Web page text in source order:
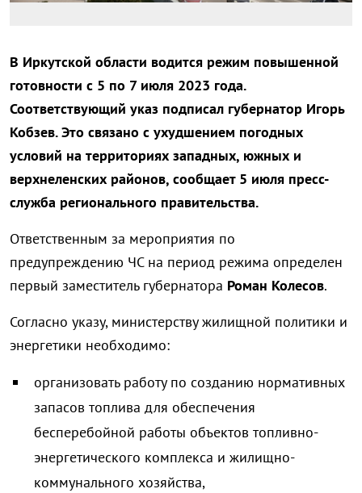
В Иркутской области водится режим повышенной
готовности с 5 по 7 июля 2023 года.
Соответствующий указ подписал губернатор Игорь
Кобзев. Это связано с ухудшением погодных
условий на территориях западных, южных и
верхнеленских районов, сообщает 5 июля пресс-
служба регионального правительства.
Ответственным за мероприятия по
предупреждению ЧС на период режима определен
первый заместитель губернатора Роман Колесов.
Согласно указу, министерству жилищной политики и
энергетики необходимо:
организовать работу по созданию нормативных
запасов топлива для обеспечения
бесперебойной работы объектов топливно-
энергетического комплекса и жилищно-
коммунального хозяйства,